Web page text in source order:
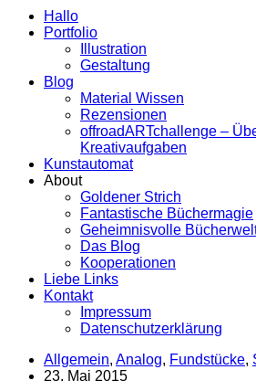
Hallo
Portfolio
Illustration
Gestaltung
Blog
Material Wissen
Rezensionen
offroadARTchallenge –
Kreativaufgaben
Kunstautomat
About
Goldener Strich
Fantastische Büchermagie
Geheimnisvolle
Das Blog
Kooperationen
Liebe Links
Kontakt
Impressum
Datenschutzerklärung
Allgemein, Analog, Fundstücke,
23. Mai 2015